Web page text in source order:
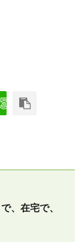
、在宅で、